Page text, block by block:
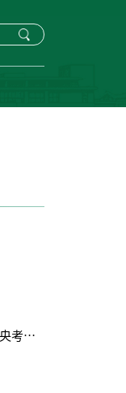
八连“好”！我校定点帮扶工作再获中央考核最高评价